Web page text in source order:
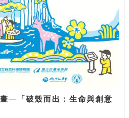
畫—「破殼而出：生命與創意